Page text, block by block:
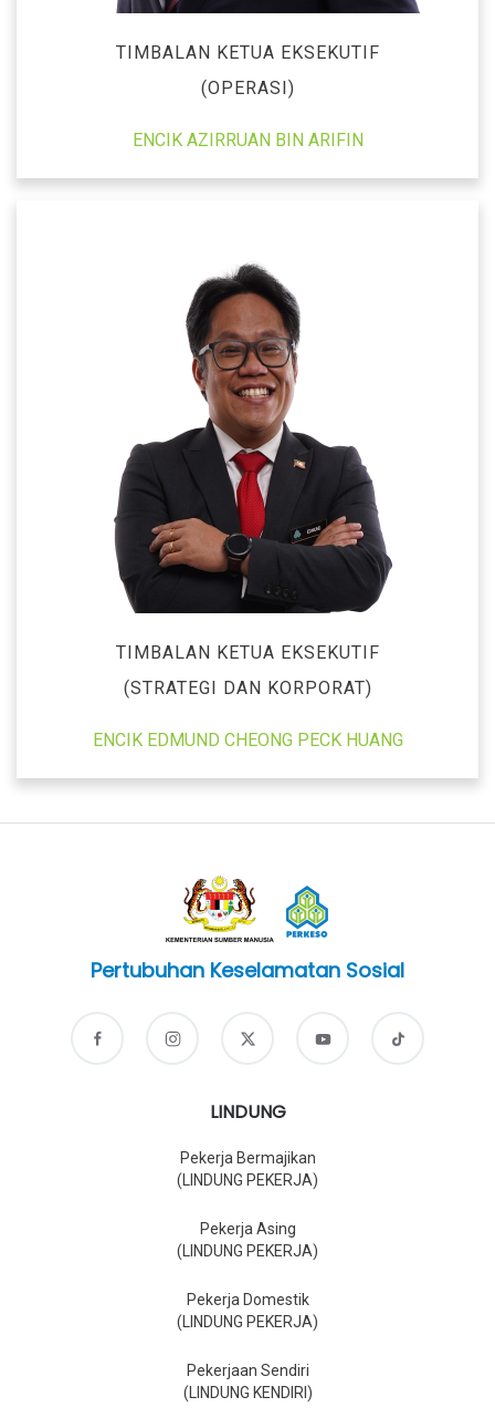
TIMBALAN KETUA EKSEKUTIF
(OPERASI)
ENCIK AZIRRUAN BIN ARIFIN
TIMBALAN KETUA EKSEKUTIF
(STRATEGI DAN KORPORAT)
ENCIK EDMUND CHEONG PECK HUANG
Pertubuhan Keselamatan Sosial
LINDUNG
Pekerja Bermajikan
(LINDUNG PEKERJA)
Pekerja Asing
(LINDUNG PEKERJA)
Pekerja Domestik
(LINDUNG PEKERJA)
Pekerjaan Sendiri
(LINDUNG KENDIRI)